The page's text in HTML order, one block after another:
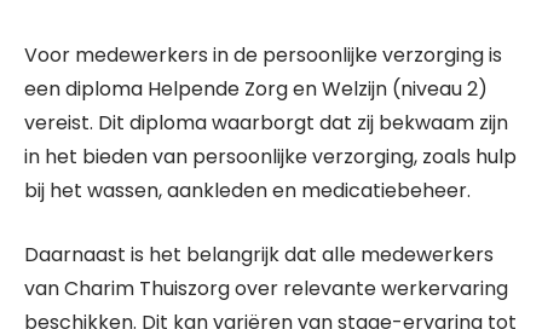
Voor medewerkers in de persoonlijke verzorging is
een diploma Helpende Zorg en Welzijn (niveau 2)
vereist. Dit diploma waarborgt dat zij bekwaam zijn
in het bieden van persoonlijke verzorging, zoals hulp
bij het wassen, aankleden en medicatiebeheer.
Daarnaast is het belangrijk dat alle medewerkers
van Charim Thuiszorg over relevante werkervaring
beschikken. Dit kan variëren van stage-ervaring tot